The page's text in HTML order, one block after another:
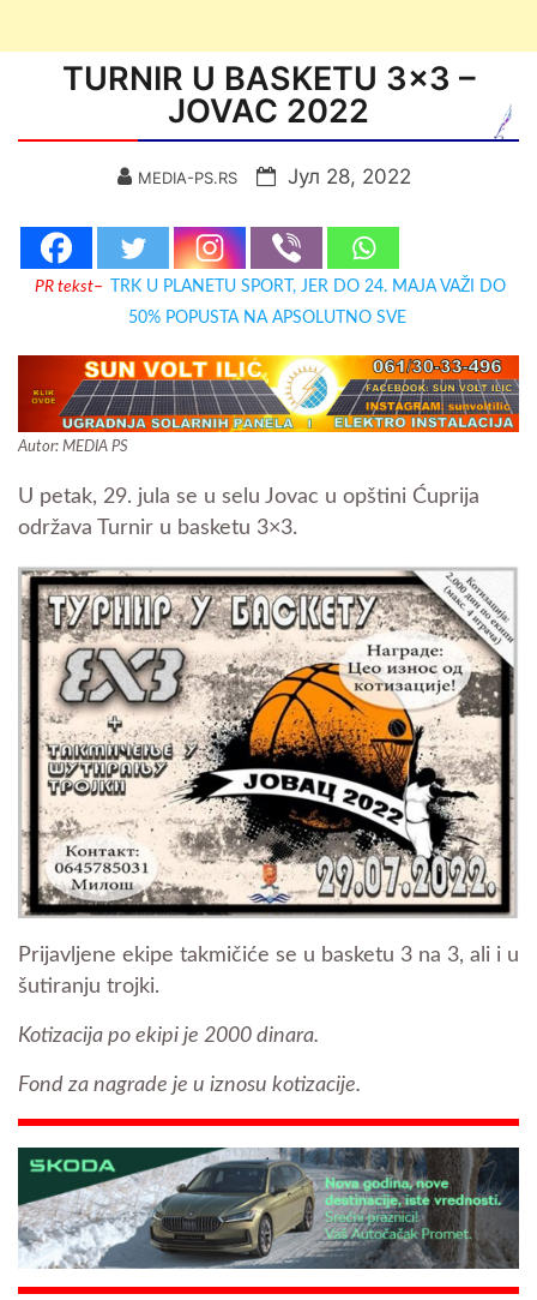
TURNIR U BASKETU 3×3 –
JOVAC 2022
MEDIA-PS.RS Јул 28, 2022
PR tekst–
TRK U PLANETU SPORT, JER DO 24. MAJA VAŽI DO
50% POPUSTA NA APSOLUTNO SVE
Autor: MEDIA PS
U petak, 29. jula se u selu Jovac u opštini Ćuprija
održava Turnir u basketu 3×3.
Prijavljene ekipe takmičiće se u basketu 3 na 3, ali i u
šutiranju trojki.
Kotizacija po ekipi je 2000 dinara.
Fond za nagrade je u iznosu kotizacije.